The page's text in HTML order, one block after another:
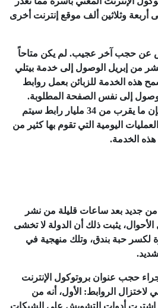
أربعة وثلاثين ألف موقع إنترنت أخرى
عن حجب آخر عجيب. لم يكن متاحاً
من إبريل الوصول إلى خدمة بيتلي
هذه الخدمة للزبائن بعمل روابط
إلى نفس الصفحة المطلوبة.
نتيجة لحجب هذه الخدمة فإن ما يقرب من 34 مليار رابط سيتم
اليومية التي تقوم بها كثير من
هذه الخدمة.
جديد بعد ساعات قليلة من نشر
يثبت ذلك أن الدولة لا تخشى
لكسر حبة بندق، وتلك منهجية في
حجب عنوان بروتوكول الإنترنت
لاختزال الروابط: الأول، أنه من